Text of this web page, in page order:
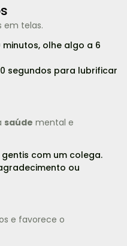
em telas.
olhe algo a 6
segundos para lubrificar
saúde mental e
com um colega.
ou
e favorece o